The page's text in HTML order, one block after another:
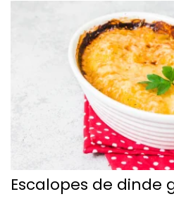
Escalopes de dinde